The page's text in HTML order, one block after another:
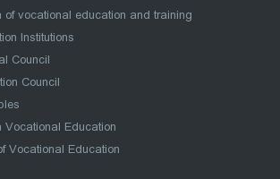
of vocational education and training
Institutions
Council
Council
Vocational Education
Vocational Education